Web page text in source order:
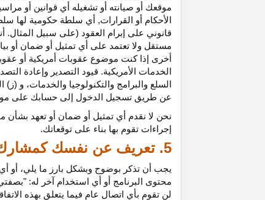
موقعك أو صيانته أو تشغيله أي قوانين أو
الأحكام أو القرارات, أي سلطة حكومية لها
قانوني على إبرام العقود (على سبيل
مستقل ولا تعتمد على أي تمثيل أو ضمان أو
أخرى إذا كنت موضوع عقوبات أمريكية أو
الخدمات الأمريكية. قيود التصدير وإعادة
السلع والبرامج والتكنولوجيا والخدمات، و
عن طريق تسجيل الدخول إلى حسابك على
نحن لا نقدم أي تمثيل أو ضمان أو تعهد بشأن
إجراءات تقوم بها بناء على توقعاتك.
5. تعريف عن نفسك كمشارك
يجب أن تذكر بوضوح وبشكل بارز ما يلي، أو
محتوى البرنامج أو أي استخدام آخر له:
لن تقوم بأي اتصال عام فيما يتعلق بهذه